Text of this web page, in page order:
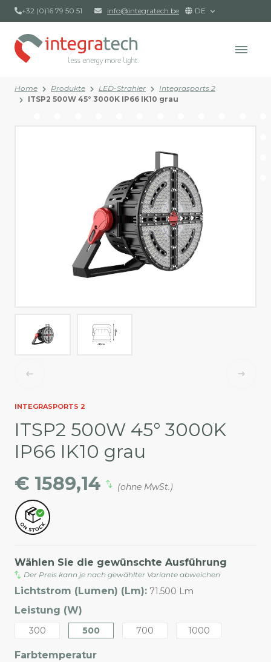
+32 (0)16 79 50 51 info@integratech.be DE
Home Produkte LED-Strahler
Integrasports 2
ITSP2 500W 45° 3000K IP66 IK10 grau
INTEGRASPORTS 2
ITSP2 500W 45° 3000K
IP66 IK10 grau
€ 1589,14
(ohne MwSt.)
Wählen Sie die gewünschte Ausführung
Der Preis kann je nach gewählter Variante abweichen
Lichtstrom (Lumen) (Lm): 71.500 Lm
Leistung (W)
300 500 700 1000
Farbtemperatur